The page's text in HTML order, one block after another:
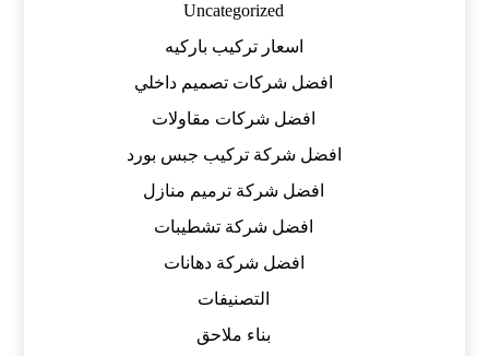
Uncategorized
اسعار تركيب باركيه
افضل شركات تصميم داخلي
افضل شركات مقاولات
افضل شركة تركيب جبس بورد
افضل شركة ترميم منازل
افضل شركة تشطيبات
افضل شركة دهانات
التصنيفات
بناء ملاحق